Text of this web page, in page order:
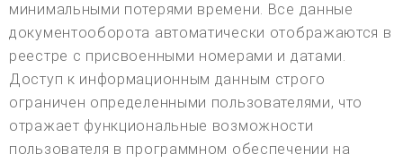
минимальными потерями времени. Все данные
документооборота автоматически отображаются в
реестре с присвоенными номерами и датами.
Доступ к информационным данным строго
ограничен определенными пользователями, что
отражает функциональные возможности
пользователя в программном обеспечении на